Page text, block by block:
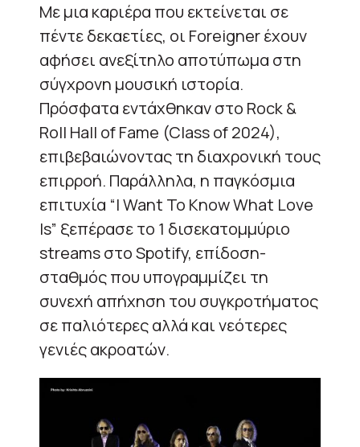
Με μια καριέρα που εκτείνεται σε
πέντε δεκαετίες, οι Foreigner έχουν
αφήσει ανεξίτηλο αποτύπωμα στη
σύγχρονη μουσική ιστορία.
Πρόσφατα εντάχθηκαν στο Rock &
Roll Hall of Fame (Class of 2024),
επιβεβαιώνοντας τη διαχρονική τους
επιρροή. Παράλληλα, η παγκόσμια
επιτυχία “I Want To Know What Love
Is” ξεπέρασε το 1 δισεκατομμύριο
streams στο Spotify, επίδοση-
σταθμός που υπογραμμίζει τη
συνεχή απήχηση του συγκροτήματος
σε παλιότερες αλλά και νεότερες
γενιές ακροατών.